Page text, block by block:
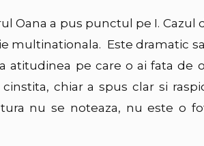
Oana a pus punctul pe I. Cazul
multinationala. Este dramatic
atitudinea pe care o ai fata de
chiar a spus clar si
nu se noteaza, nu este o